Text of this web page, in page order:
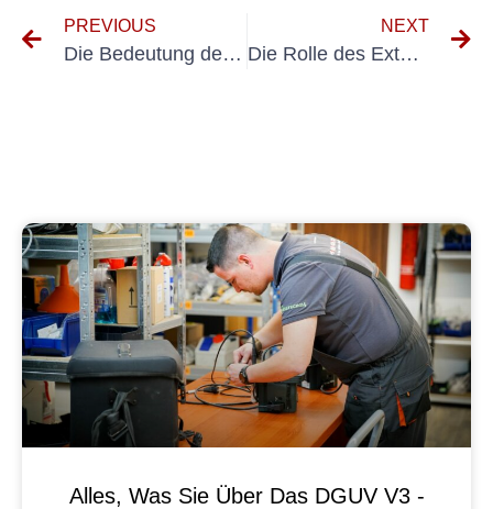
PREVIOUS
Die Bedeutung der Elektroprüfung in der Pathologie: Sicherstellung genauer Diagnosen
NEXT
Die Rolle des Externen VEFK verstehen – Verantwortlicher Elektrospezialist in der Pathologie
Alles, Was Sie Über Das DGUV V3 -